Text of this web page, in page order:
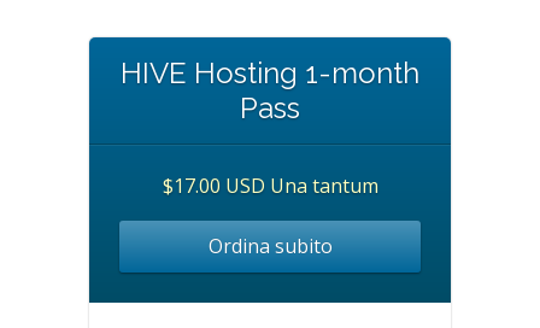
HIVE Hosting 1-month
Pass
$17.00 USD Una tantum
Ordina subito